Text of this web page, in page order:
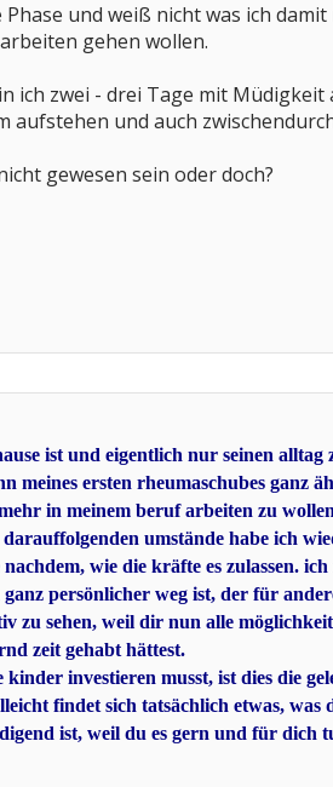
und weiß nicht was ich
gehen wollen.
ich zwei - drei Tage mit
aufstehen und auch
gewesen sein oder doch?
ist und eigentlich nur seinen
meines ersten rheumaschubes ganz
in meinem beruf arbeiten zu
umstände habe ich
wie die kräfte es zulassen.
ganz persönlicher weg ist, der für
zu sehen, weil dir nun alle
zeit gehabt hättest.
investieren musst, ist dies die
findet sich tatsächlich etwas,
ist, weil du es gern und für dich